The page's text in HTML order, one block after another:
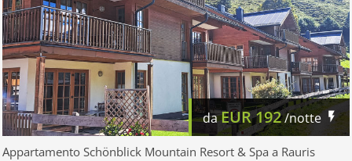
daEUR192/notte
Appartamento Schönblick Mountain Resort & Spa a Rauris